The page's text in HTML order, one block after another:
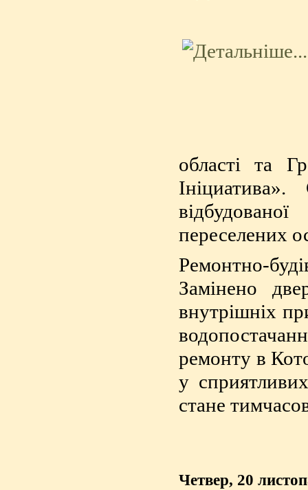
області та
переселених
Ремонтно-
Замінено
внутрішніх
ремонту в
у
стане
Четвер, 20